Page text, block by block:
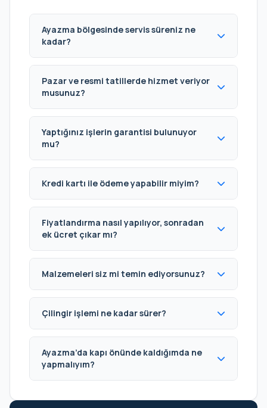
Ayazma bölgesinde servis süreniz ne
kadar?
Pazar ve resmi tatillerde hizmet veriyor
musunuz?
Yaptığınız işlerin garantisi bulunuyor
mu?
Kredi kartı ile ödeme yapabilir miyim?
Fiyatlandırma nasıl yapılıyor, sonradan
ek ücret çıkar mı?
Malzemeleri siz mi temin ediyorsunuz?
Çilingir işlemi ne kadar sürer?
Ayazma’da kapı önünde kaldığımda ne
yapmalıyım?